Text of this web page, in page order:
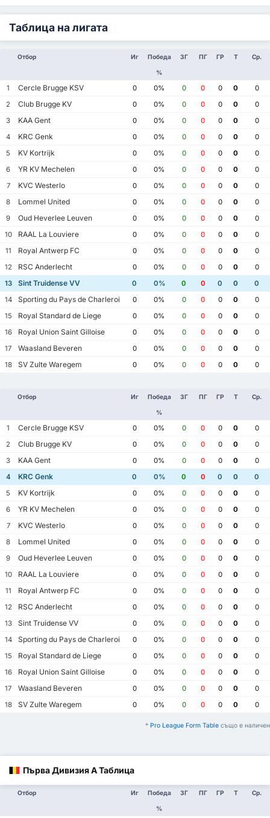
Таблица на лигата
Отбор Иг Победа
%
ЗГ ПГ ГР Т Ср.
1 Cercle Brugge KSV 0 0% 0 0 0 0
0
2
Club Brugge KV 0 0% 0 0 0 0
0
3
KAA Gent 0 0% 0 0 0 0
0
4
KRC Genk 0 0% 0 0 0 0
0
5
KV Kortrijk 0 0% 0 0 0 0
0
6
YR KV Mechelen 0 0% 0 0 0 0
0
7
KVC Westerlo 0 0% 0 0 0 0
0
8
Lommel United 0 0% 0 0 0 0
0
9
Oud Heverlee Leuven 0 0% 0 0 0 0
0
10
RAAL La Louviere 0 0% 0 0 0 0
0
11
Royal Antwerp FC 0 0% 0 0 0 0
0
12
RSC Anderlecht 0 0% 0 0 0 0
0
13
Sint Truidense VV 0 0% 0 0 0 0
0
14
Sporting du Pays de Charleroi 0 0% 0 0 0 0
0
15
Royal Standard de Liege 0 0% 0 0 0 0
0
16
Royal Union Saint Gilloise 0 0% 0 0 0 0
0
17
Waasland Beveren 0 0% 0 0 0 0
0
18
SV Zulte Waregem 0 0% 0 0 0 0 0
Отбор Иг Победа
%
ЗГ ПГ ГР Т Ср.
1 Cercle Brugge KSV 0 0% 0 0 0 0
0
2
Club Brugge KV 0 0% 0 0 0 0
0
3
KAA Gent 0 0% 0 0 0 0
0
4
KRC Genk 0 0% 0 0 0 0
0
5
KV Kortrijk 0 0% 0 0 0 0
0
6
YR KV Mechelen 0 0% 0 0 0 0
0
7
KVC Westerlo 0 0% 0 0 0 0
0
8
Lommel United 0 0% 0 0 0 0
0
9
Oud Heverlee Leuven 0 0% 0 0 0 0
0
10
RAAL La Louviere 0 0% 0 0 0 0
0
11
Royal Antwerp FC 0 0% 0 0 0 0
0
12
RSC Anderlecht 0 0% 0 0 0 0
0
13
Sint Truidense VV 0 0% 0 0 0 0
0
14
Sporting du Pays de Charleroi 0 0% 0 0 0 0
0
15
Royal Standard de Liege 0 0% 0 0 0 0
0
16
Royal Union Saint Gilloise 0 0% 0 0 0 0
0
17
Waasland Beveren 0 0% 0 0 0 0
0
18
SV Zulte Waregem 0 0% 0 0 0 0 0
* Pro League Form Table също е наличен
Първа Дивизия А Таблица
Отбор Иг Победа
%
ЗГ ПГ ГР Т Ср.